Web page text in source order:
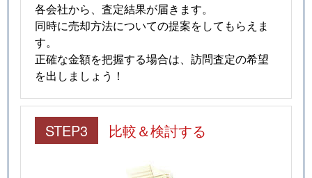
各会社から、査定結果が届きます。
同時に売却方法についての提案をしてもらえま
す。
正確な金額を把握する場合は、訪問査定の希望
を出しましょう！
STEP3 比較＆検討する